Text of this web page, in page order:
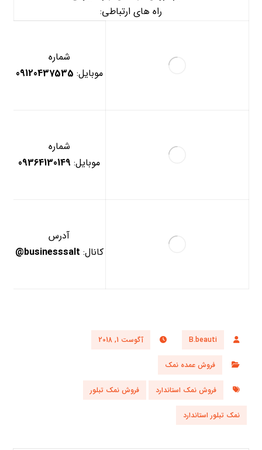
راه های ارتباطی:
شماره
موبایل: 09120437535
شماره
موبایل: 09364130149
آدرس
کانال: businesssalt@
B.beauti آگوست 1, 2018
فروش عمده نمک
فروش نمک استاندارد فروش نمک تبلور
نمک تبلور استاندارد